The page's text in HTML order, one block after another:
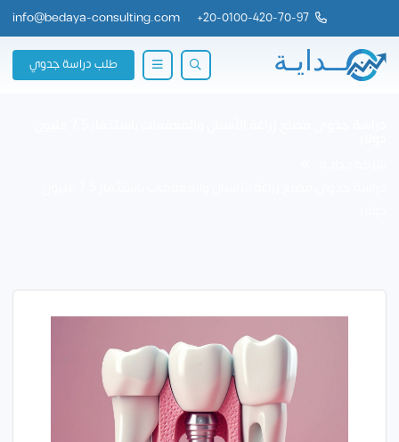
20-0100-420-70-97
+
info@bedaya-consulting.com
طلب دراسة جدوي